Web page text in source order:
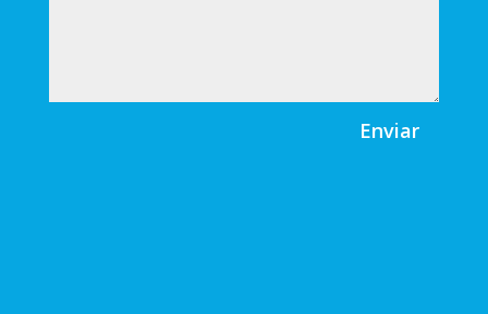
Enviar